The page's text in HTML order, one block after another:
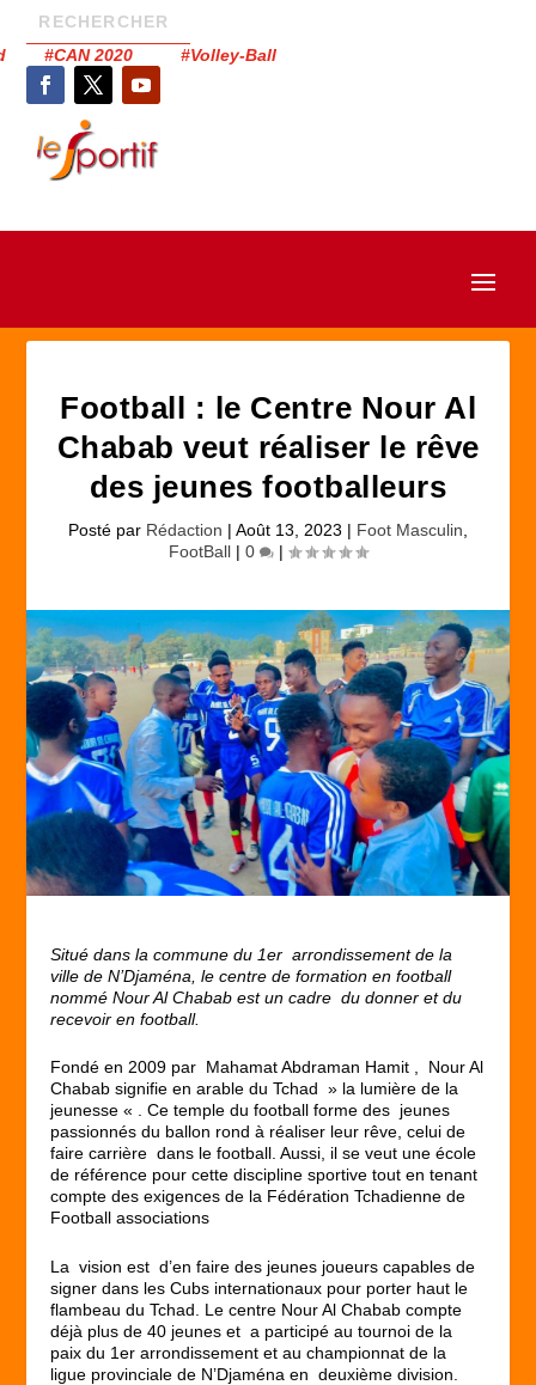
#CAN 2020 #Volley-Ball
Football : le Centre Nour Al
Chabab veut réaliser le rêve
des jeunes footballeurs
Posté par Rédaction | Août 13, 2023 | Foot Masculin
FootBall | 0 |
Situé dans la commune du 1er arrondissement de la
ville de N’Djaména, le centre de formation en football
nommé Nour Al Chabab est un cadre du donner et du
recevoir en football.
Fondé en 2009 par Mahamat Abdraman Hamit , Nour Al
Chabab signifie en arable du Tchad » la lumière de la
jeunesse « . Ce temple du football forme des jeunes
passionnés du ballon rond à réaliser leur rêve, celui de
faire carrière dans le football. Aussi, il se veut une école
de référence pour cette discipline sportive tout en tenant
compte des exigences de la Fédération Tchadienne de
Football associations
La vision est d’en faire des jeunes joueurs capables de
signer dans les Cubs internationaux pour porter haut le
flambeau du Tchad. Le centre Nour Al Chabab compte
déjà plus de 40 jeunes et a participé au tournoi de la
paix du 1er arrondissement et au championnat de la
ligue provinciale de N’Djaména en deuxième division.